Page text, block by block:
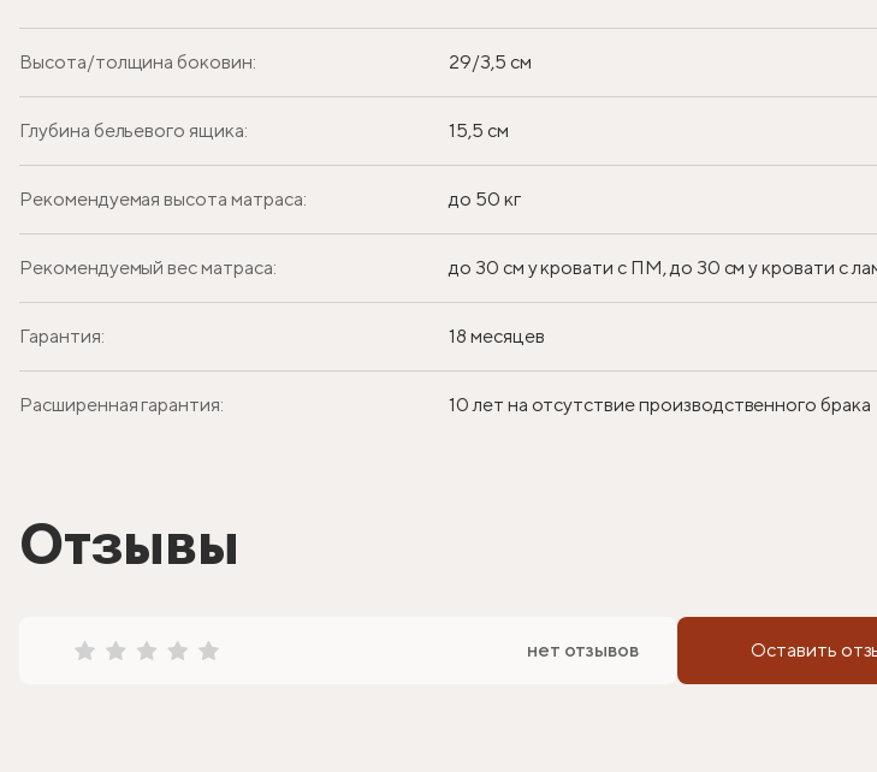
Высота/толщина боковин: 29/3,5 см
Глубина бельевого ящика: 15,5 см
Рекомендуемая высота матраса: до 50 кг
Рекомендуемый вес матраса: до 30 см у кровати с ПМ, до 30 см у кровати с
Гарантия: 18 месяцев
Расширенная гарантия: 10 лет на отсутствие производственного брака
Отзывы
нет отзывов Оставить